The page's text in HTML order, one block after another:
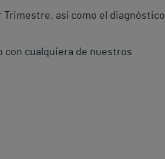
Trimestre, así como el diagnóstico
con cualquiera de nuestros